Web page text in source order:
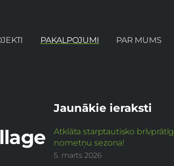
PAKALPOJUMI PAR MUMS
Jaunākie ieraksti
Atklāta starptautisko
nometņu sezona!
5. marts 2026